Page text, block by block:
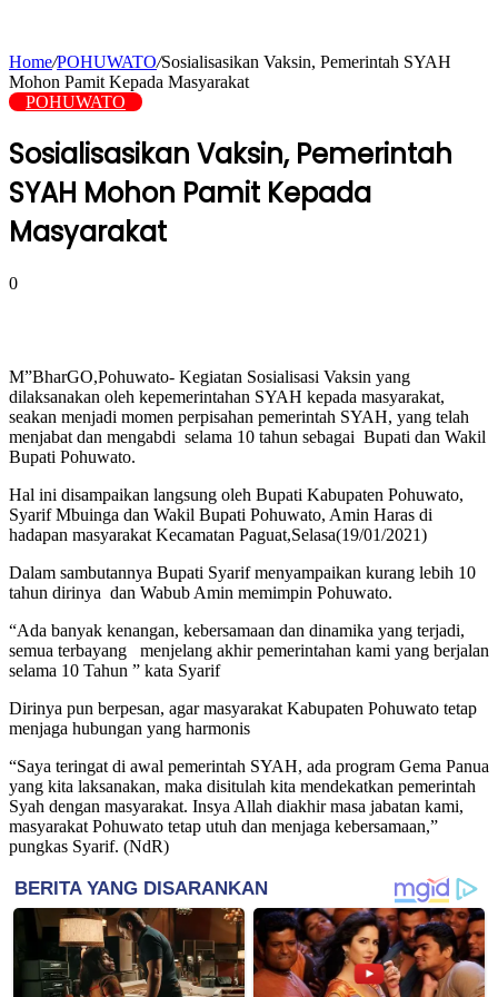
Home/POHUWATO/Sosialisasikan Vaksin, Pemerintah SYAH
Mohon Pamit Kepada Masyarakat
POHUWATO
Sosialisasikan Vaksin, Pemerintah
SYAH Mohon Pamit Kepada
Masyarakat
0
M”BharGO,Pohuwato- Kegiatan Sosialisasi Vaksin yang
dilaksanakan oleh kepemerintahan SYAH kepada masyarakat,
seakan menjadi momen perpisahan pemerintah SYAH, yang telah
menjabat dan mengabdi selama 10 tahun sebagai Bupati dan Wakil
Bupati Pohuwato.
Hal ini disampaikan langsung oleh Bupati Kabupaten Pohuwato,
Syarif Mbuinga dan Wakil Bupati Pohuwato, Amin Haras di
hadapan masyarakat Kecamatan Paguat,Selasa(19/01/2021)
Dalam sambutannya Bupati Syarif menyampaikan kurang lebih 10
tahun dirinya dan Wabub Amin memimpin Pohuwato.
“Ada banyak kenangan, kebersamaan dan dinamika yang terjadi,
semua terbayang menjelang akhir pemerintahan kami yang berjalan
selama 10 Tahun ” kata Syarif
Dirinya pun berpesan, agar masyarakat Kabupaten Pohuwato tetap
menjaga hubungan yang harmonis
“Saya teringat di awal pemerintah SYAH, ada program Gema Panua
yang kita laksanakan, maka disitulah kita mendekatkan pemerintah
Syah dengan masyarakat. Insya Allah diakhir masa jabatan kami,
masyarakat Pohuwato tetap utuh dan menjaga kebersamaan,”
pungkas Syarif. (NdR)